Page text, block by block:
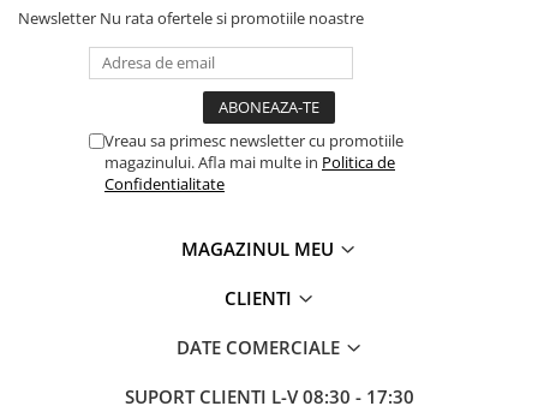
Newsletter Nu rata ofertele si promotiile noastre
Vreau sa primesc newsletter cu promotiile
magazinului. Afla mai multe in Politica de
Confidentialitate
MAGAZINUL MEU
CLIENTI
DATE COMERCIALE
SUPORT CLIENTI L-V 08:30 - 17:30